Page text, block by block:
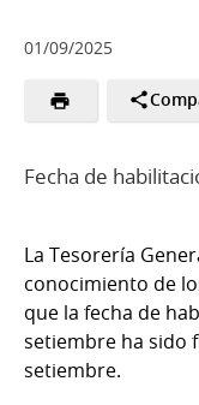
01/09/2025
Fecha de
La Tesorería
conocimiento de
que la fecha de
setiembre ha sido
setiembre.